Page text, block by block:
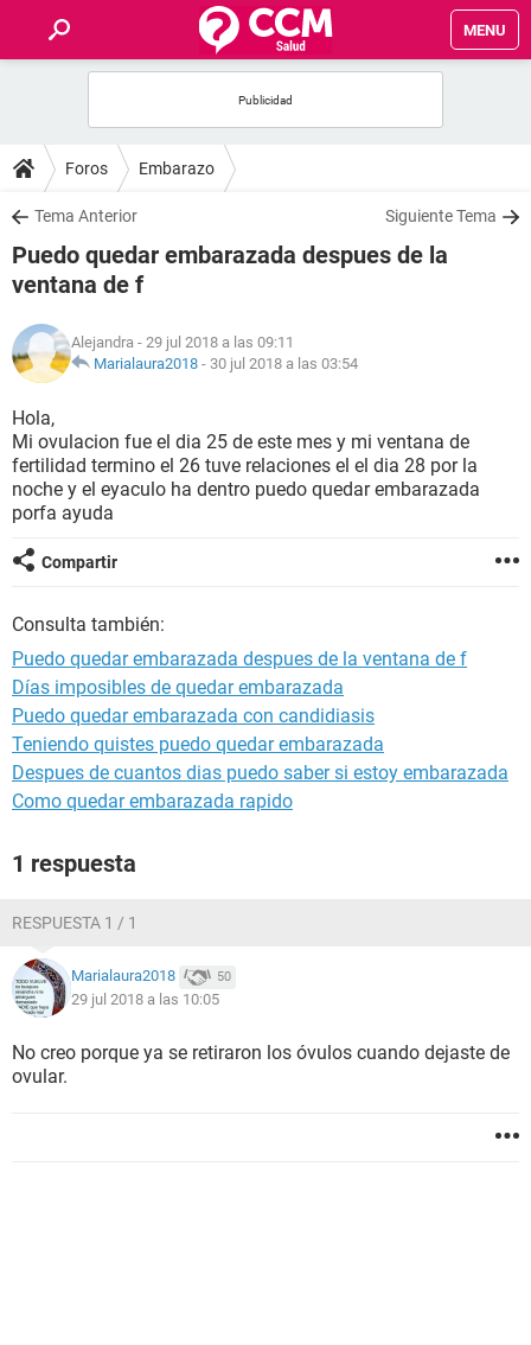
MENU
FOROS
SALUD
FAMILIA
NUTRICIÓN
SEXUALIDAD
GLOSARIO
Foros Embarazo
Tema Anterior Siguiente Tema
Puedo quedar embarazada despues de la
ventana de f
Alejandra - 29 jul 2018 a las 09:11
Marialaura2018 - 30 jul 2018 a las 03:54
Hola,
Mi ovulacion fue el dia 25 de este mes y mi ventana de
fertilidad termino el 26 tuve relaciones el el dia 28 por la
noche y el eyaculo ha dentro puedo quedar embarazada
porfa ayuda
Compartir
Consulta también:
Puedo quedar embarazada despues de la ventana de f
Días imposibles de quedar embarazada
Puedo quedar embarazada con candidiasis
Teniendo quistes puedo quedar embarazada
Despues de cuantos dias puedo saber si estoy embarazada
Como quedar embarazada rapido
1 respuesta
RESPUESTA 1 / 1
Marialaura2018 50
29 jul 2018 a las 10:05
No creo porque ya se retiraron los óvulos cuando dejaste de
ovular.